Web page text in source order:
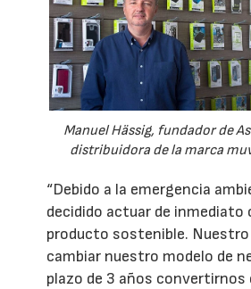
Manuel Hässig, fundador de
distribuidora de la marca
“Debido a la emergencia
decidido actuar de inmediato
producto sostenible.
cambiar nuestro modelo de
plazo de 3 años convertirnos